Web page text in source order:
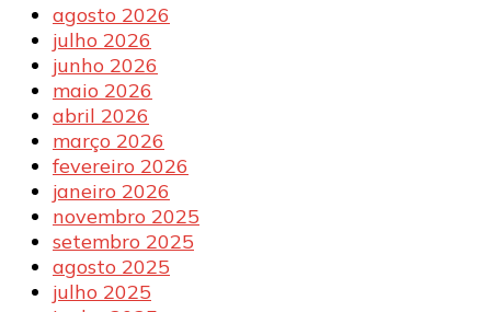
agosto 2026
julho 2026
junho 2026
maio 2026
abril 2026
março 2026
fevereiro 2026
janeiro 2026
novembro 2025
setembro 2025
agosto 2025
julho 2025